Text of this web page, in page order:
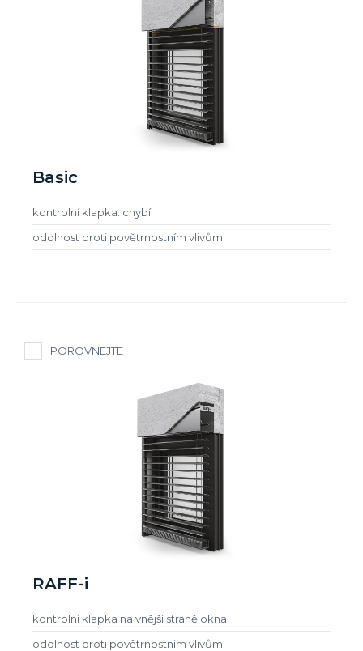
Basic
kontrolní klapka: chybí
odolnost proti povětrnostním vlivům
POROVNEJTE
RAFF-i
kontrolní klapka na vnější straně okna
odolnost proti povětrnostním vlivům